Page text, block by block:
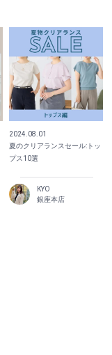
2024.08.01
夏のクリアランスセール:トッ
プス10選
KYO
銀座本店